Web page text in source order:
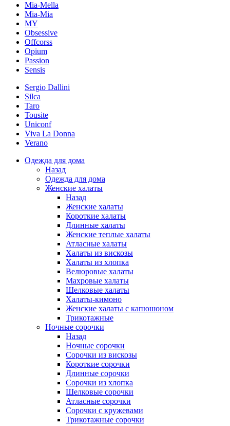
Mia-Mella
Mia-Mia
MY
Obsessive
Offcorss
Opium
Passion
Sensis
Sergio Dallini
Silca
Taro
Tousite
Uniconf
Viva La Donna
Verano
Одежда для дома
Назад
Одежда для дома
Женские халаты
Назад
Женские халаты
Короткие халаты
Длинные халаты
Женские теплые халаты
Атласные халаты
Халаты из вискозы
Халаты из хлопка
Велюровые халаты
Махровые халаты
Шелковые халаты
Халаты-кимоно
Женские халаты с капюшоном
Трикотажные
Ночные сорочки
Назад
Ночные сорочки
Сорочки из вискозы
Короткие сорочки
Длинные сорочки
Сорочки из хлопка
Шелковые сорочки
Атласные сорочки
Сорочки с кружевами
Трикотажные сорочки